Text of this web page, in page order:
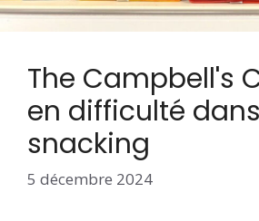
The Campbell's
en difficulté
snacking
5 décembre 2024